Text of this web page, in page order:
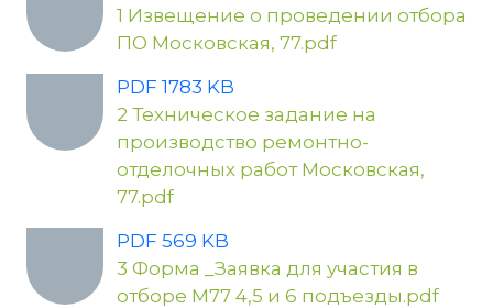
1 Извещение о проведении отбора
ПО Московская, 77.pdf
PDF 1783 KB
2 Техническое задание на
производство ремонтно-
отделочных работ Московская,
77.pdf
PDF 569 KB
3 Форма _Заявка для участия в
отборе М77 4,5 и 6 подъезды.pdf